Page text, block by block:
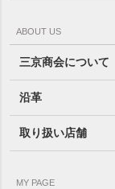
ABOUT US
三京商会について
沿革
取り扱い店舗
MY PAGE